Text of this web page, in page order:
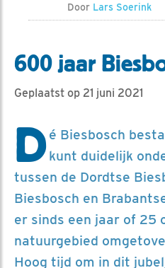
Door Lars Soerink
600 jaar
Geplaatst op 21 juni 2021
Dé Biesbosch
kunt duidelijk
tussen de Dordtse
Biesbosch en
er sinds een jaar of 25
natuurgebied
Hoog tijd om in dit